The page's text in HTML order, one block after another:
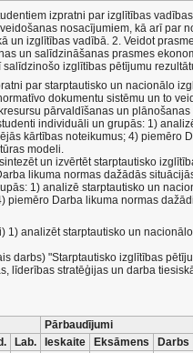
izpratni par izglītības
nosacījumiem, kā arī par
un izglītības vadībā. 2. Veidot
un salīdzināšanas prasmes
izglītības pētījumu
par starptautisko un nacionālo
dokumentu sistēmu un to
pārvaldīšanas un
individuāli un grupās: 1)
kārtības noteikumus; 4) piemēro
modeli.
un izvērtēt starptautisko
likuma normas dažādās
1) analizē starptautisko un
piemēro Darba likuma normas
1) analizēt starptautisko un
darbs) "Starptautisko izglītības
līderības stratēģijas un darba
Pārbaudījumi
Lab. Ieskaite Eksāmens Darbs